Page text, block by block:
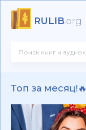
RULIB.org
Топ за месяц!🔥